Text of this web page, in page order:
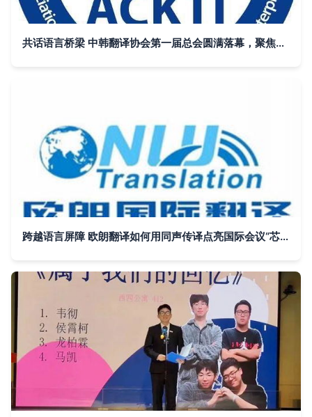
共话语言桥梁 中韩翻译协会第一届总会圆满落幕，聚焦翻译服务高质量发展
跨越语言屏障 欧朗翻译如何用同声传译点亮国际会议“芯”价值